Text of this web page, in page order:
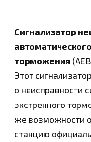
Сигнализатор
торможения
Этот
о неисправности
экстренного
же возможности
станцию